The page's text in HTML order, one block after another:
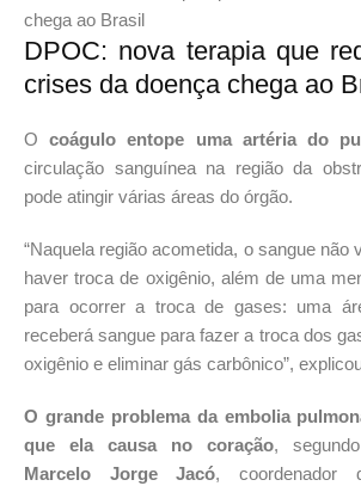
DPOC: nova terapia que
crises da doença chega ao
Ocoágulo entope uma artéria do
circulação sanguínea na região da
pode atingir várias áreas do órgão.
“Naquela região acometida, o sangue não
haver troca de oxigênio, além de uma
para ocorrer a troca de gases: uma
receberá sangue para fazer a troca dos
oxigênio e eliminar gás carbônico”,
O grande problema da embolia
que ela causa no coração,
Marcelo Jorge Jacó, coordenador